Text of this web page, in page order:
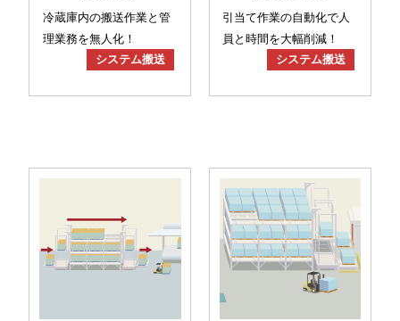
冷蔵庫内の搬送作業と管
理業務を無人化！
システム搬送
引当て作業の自動化で人
員と時間を大幅削減！
システム搬送